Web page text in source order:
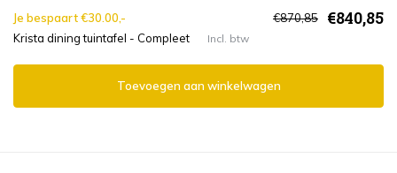
Je bespaart €30.00,- €870,85 €840,85
Krista dining tuintafel - Compleet Incl. btw
Toevoegen aan winkelwagen